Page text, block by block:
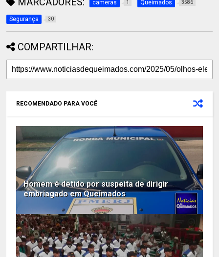
cameras 1 Queimados 3586
Segurança 30
COMPARTILHAR:
RECOMENDADO PARA VOCÊ
Homem é detido por suspeita de dirigir
embriagado em Queimados